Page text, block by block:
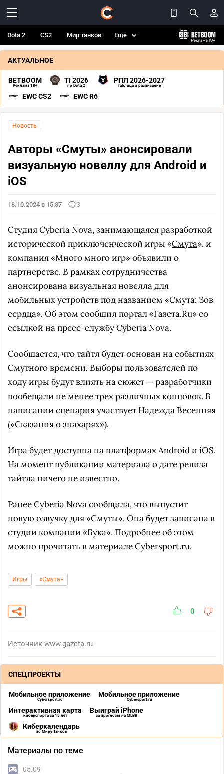
Dota 2 CS2 Мир танков Еще
АКТУАЛЬНОЕ
BETBOOM
Реклама 18+
TI 2026
по Dota 2
РПЛ 2026-2027
таблица и расписание
EWC CS2 EWC R6
Новость
Авторы «Смуты» анонсировали
визуальную новеллу для Android и
iOS
18.10.2024 в 15:37 3
Студия Cyberia Nova, занимающаяся разработкой
исторической приключенческой игры «Смута», и
компания «Много много игр» объявили о
партнерстве. В рамках сотрудничества
анонсирована визуальная новелла для
мобильных устройств под названием «Смута: Зов
сердца». Об этом сообщил портал «Газета.Ru» со
ссылкой на пресс-службу Cyberia Nova.
Сообщается, что тайтл будет основан на событиях
Смутного времени. Выборы пользователей по
ходу игры будут влиять на сюжет — разработчики
пообещали не менее трех различных концовок. В
написании сценария участвует Надежда Весенняя
(«Сказания о знахарях»).
Игра будет доступна на платформах Android и iOS.
На момент публикации материала о дате релиза
тайтла ничего не известно.
Ранее Cyberia Nova сообщила, что выпустит
новую озвучку для «Смуты». Она будет записана в
студии компании «Бука». Подробнее об этом
можно прочитать вматериале Cybersport.ru.
Игры «Смута»
0
Источник www.gazeta.ru
СПЕЦПРОЕКТЫ
Мобильное приложение
Cybersport.ru
Мобильное приложение
Cybersport.ru
Интерактивная карта
киберспорта за 15 лет
Выиграй iPhone
за прогнозы на MLBB
Киберкалендарь
по Миру Танков
Материалы по теме
05.09